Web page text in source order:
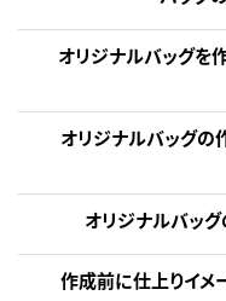
オリジナルバッグを
オリジナルバッグの
オリジナルバッ
作成前に仕上りイメ